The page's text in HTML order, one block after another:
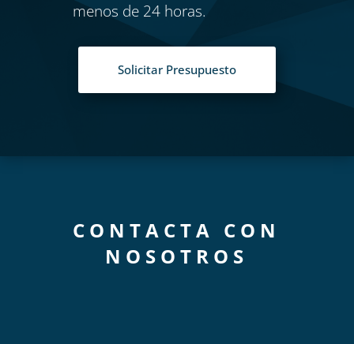
menos de 24 horas.
Solicitar Presupuesto
CONTACTA CON
NOSOTROS